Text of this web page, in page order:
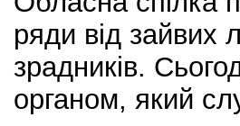
ряди від зайвих
зрадників.
органом, який